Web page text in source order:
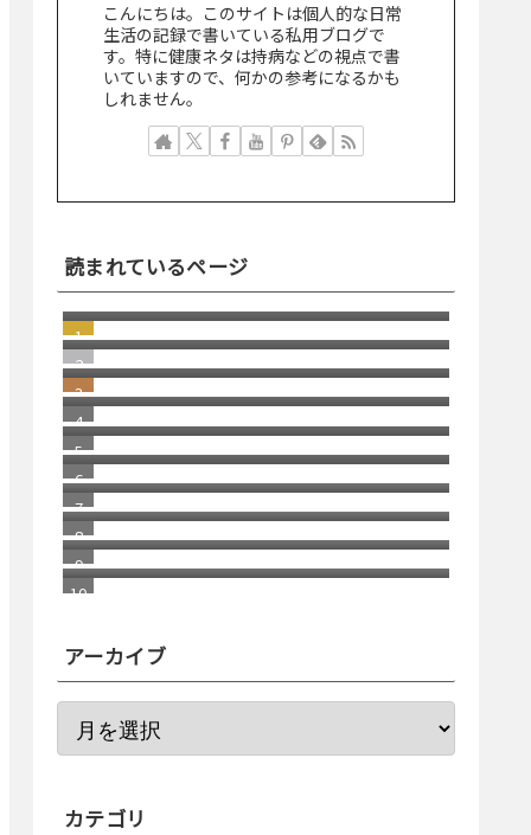
こんにちは。このサイトは個人的な日常
生活の記録で書いている私用ブログで
す。特に健康ネタは持病などの視点で書
いていますので、何かの参考になるかも
しれません。
読まれているページ
突然届いた"Paris付近で新しいデバイ
スから先ほどログインしました
か？"という引っかけスパムメール
若い頃の失敗が、今の自分を助けて
くれる瞬間
windows11 への切り替え Becky2 メ
ール 設定の移行
日本にはパソコン修理店が多いとい
う話
2026/1 Update Paypal／ペイパルで
月末残高（入金）を確認する方法 リ
ニューアル版
消えた スコッチブランドの 貼っては
がせるテープ
車が語る お金持ちの概念
福岡銀行の相次ぐ不祥事
きっかけはチャラいドラマだった
普通郵便が物凄く遅い
アーカイブ
カテゴリ